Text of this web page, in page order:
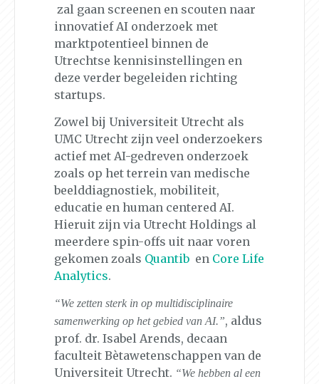
zal gaan screenen en scouten naar
innovatief AI onderzoek met
marktpotentieel binnen de
Utrechtse kennisinstellingen en
deze verder begeleiden richting
startups.
Zowel bij Universiteit Utrecht als
UMC Utrecht zijn veel onderzoekers
actief met AI-gedreven onderzoek
zoals op het terrein van medische
beelddiagnostiek, mobiliteit,
educatie en human centered AI.
Hieruit zijn via Utrecht Holdings al
meerdere spin-offs uit naar voren
gekomen zoals Quantiben Core Life
Analytics.
“We zetten sterk in op multidisciplinaire
samenwerking op het gebied van AI.”, aldus
prof. dr. Isabel Arends, decaan
faculteit Bètawetenschappen van de
Universiteit Utrecht. “We hebben al een